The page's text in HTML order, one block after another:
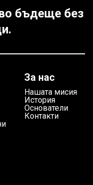
бъдеще без
За нас
Нашата мисия
История
Основатели
Контакти